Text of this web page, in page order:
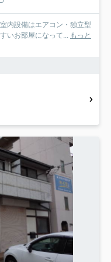
内設備はエアコン・独立型
いお部屋になって...
もっと